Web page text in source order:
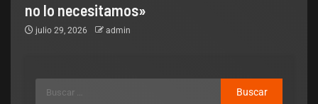
no lo necesitamos»
julio 29, 2026 admin